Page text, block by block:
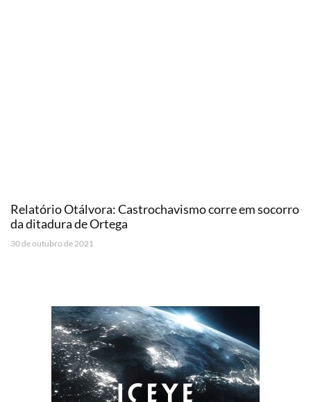
Relatório Otálvora: Castrochavismo corre em socorro
da ditadura de Ortega
30 de outubro de 2021